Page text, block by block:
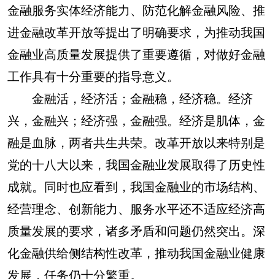
金融服务实体经济能力、防范化解金融风险、推
进金融改革开放等提出了明确要求，为推动我国
金融业高质量发展提供了重要遵循，对做好金融
工作具有十分重要的指导意义。
金融活，经济活；金融稳，经济稳。经济
兴，金融兴；经济强，金融强。经济是肌体，金
融是血脉，两者共生共荣。改革开放以来特别是
党的十八大以来，我国金融业发展取得了历史性
成就。同时也应看到，我国金融业的市场结构、
经营理念、创新能力、服务水平还不适应经济高
质量发展的要求，诸多矛盾和问题仍然突出。深
化金融供给侧结构性改革，推动我国金融业健康
发展，任务仍十分繁重。